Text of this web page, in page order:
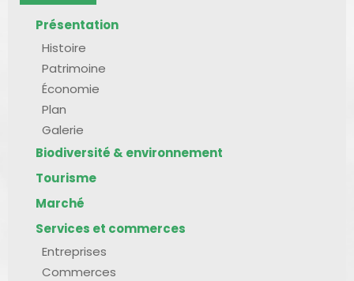
Présentation
Histoire
Patrimoine
Économie
Plan
Galerie
Biodiversité & environnement
Tourisme
Marché
Services et commerces
Entreprises
Commerces